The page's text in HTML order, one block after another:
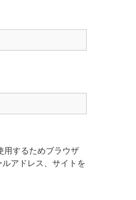
用するためブラウザ
アドレス、サイトを